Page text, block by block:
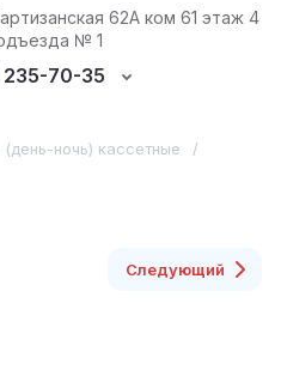
62А ком 61 этаж 4
№ 1
70-35
ночь) кассетные
/
Следующий